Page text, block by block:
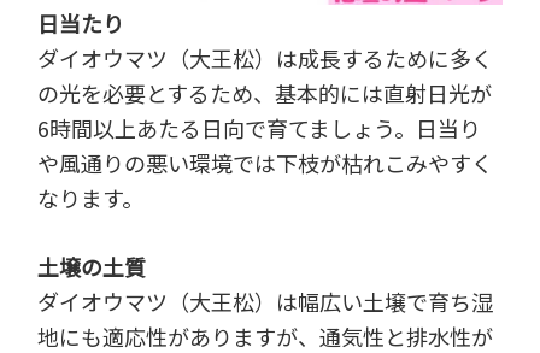
日当たり
ダイオウマツ（大王松）は成長するために多く
の光を必要とするため、基本的には直射日光が
6時間以上あたる日向で育てましょう。日当り
や風通りの悪い環境では下枝が枯れこみやすく
なります。
土壌の土質
ダイオウマツ（大王松）は幅広い土壌で育ち湿
地にも適応性がありますが、通気性と排水性が